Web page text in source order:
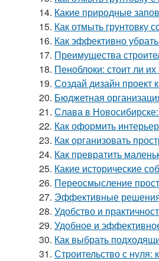
14. Какие природные
15. Как отмыть грунтовку
16. Как эффективно
17. Преимущества
18. Пеноблоки: стоит ли
19. Создай дизайн проект
20. Бюджетная
21. Слава в
22. Как оформить
23. Как организовать
24. Как превратить
25. Какие исторические
26. Переосмысление
27. Эффективные
28. Удобство и
29. Удобное и
30. Как выбрать
31. Строительство с нуля: